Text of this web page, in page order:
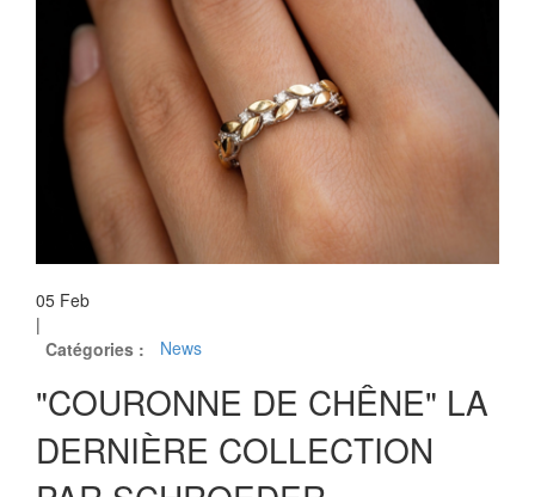
05 Feb
|
Catégories :
News
"COURONNE DE CHÊNE" LA
DERNIÈRE COLLECTION